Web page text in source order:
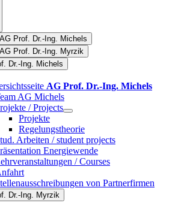
AG Prof. Dr.-Ing. Michels
AG Prof. Dr.-Ing. Myrzik
Dr.-Ing. Michels
AG Prof. Dr.-Ing. Michels
AG Michels
/ Projects
Projekte
Regelungstheorie
Arbeiten / student projects
Energiewende
/ Courses
von Partnerfirmen
Dr.-Ing. Myrzik